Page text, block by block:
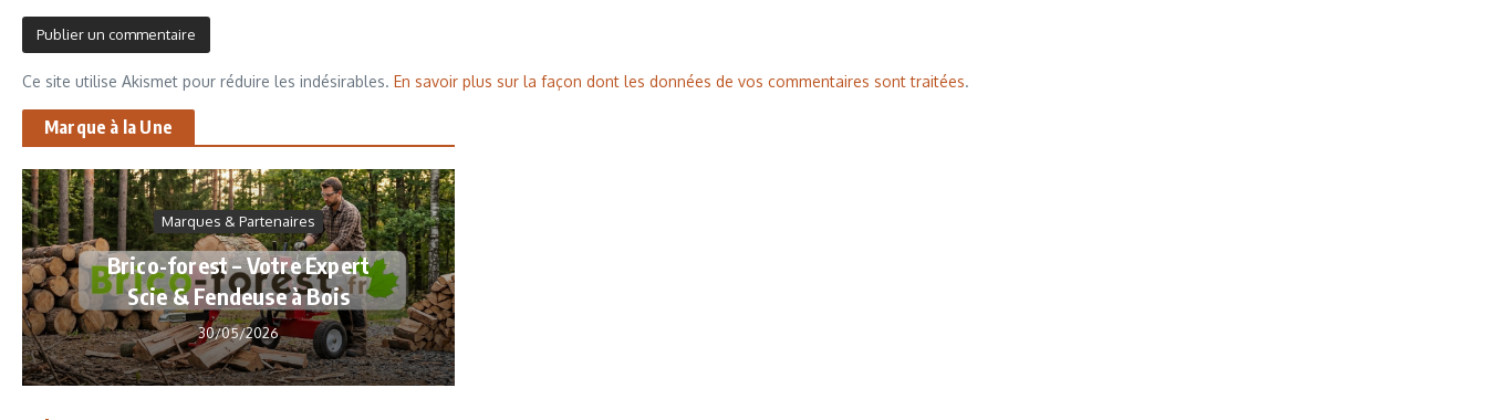
Ce site utilise Akismet pour réduire les indésirables. En savoir plus sur la façon dont les données de vos commentaires sont traitées.
Marque à la Une
Marques & Partenaires
Brico-forest – Votre Expert
Scie & Fendeuse à Bois
30/05/2026